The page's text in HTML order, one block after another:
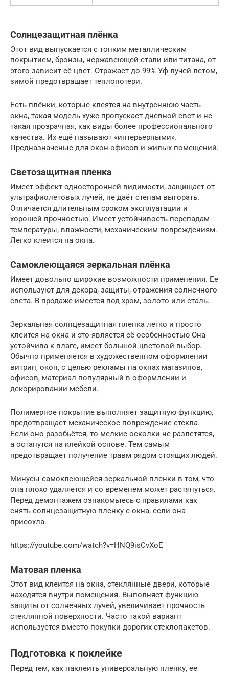
Солнцезащитная плёнка
Этот вид выпускается с тонким металлическим
покрытием, бронзы, нержавеющей стали или титана, от
этого зависит её цвет. Отражает до 99% Уф-лучей летом,
зимой предотвращает теплопотери.
Есть плёнки, которые клеятся на внутреннюю часть
окна, такая модель хуже пропускает дневной свет и не
такая прозрачная, как виды более профессионального
качества. Их ещё называют «интерьерными».
Предназначеные для окон офисов и жилых помещений.
Светозащитная пленка
Имеет эффект односторонней видимости, защищает от
ультрафиолетовых лучей, не даёт стенам выгорать.
Отличается длительным сроком эксплуатации и
хорошей прочностью. Имеет устойчивость перепадам
температуры, влажности, механическим повреждениям.
Легко клеится на окна.
Самоклеющаяся зеркальная плёнка
Имеет довольно широкие возможности применения. Ее
используют для декора, защиты, отражения солнечного
света. В продаже имеется под хром, золото или сталь.
Зеркальная солнцезащитная пленка легко и просто
клеится на окна и это является её особенностью Она
устойчива к влаге, имеет большой цветовой выбор.
Обычно применяется в художественном оформлении
витрин, окон, с целью рекламы на окнах магазинов,
офисов, материал популярный в оформлении и
декорировании мебели.
Полимерное покрытие выполняет защитную функцию,
предотвращает механическое повреждение стекла.
Если оно разобьётся, то мелкие осколки не разлетятся,
а останутся на клейкой основе. Тем самым
предотвращает получение травм рядом стоящих людей.
Минусы самоклеющейся зеркальной пленки в том, что
она плохо удаляется и со временем может растянуться.
Перед демонтажем ознакомьтесь с правилами как
снять солнцезащитную пленку с окна, если она
присохла.
https://youtube.com/watch?v=HNQ9isCvXoE
Матовая пленка
Этот вид клеится на окна, стеклянные двери, которые
находятся внутри помещения. Выполняет функцию
защиты от солнечных лучей, увеличивает прочность
стеклянной поверхности. Часто такой вариант
используется вместо покупки дорогих стеклопакетов.
Подготовка к поклейке
Перед тем, как наклеить универсальную пленку, ее